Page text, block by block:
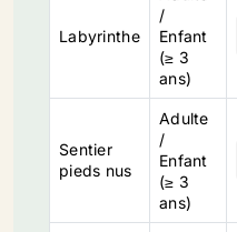
Labyrinthe
/
Enfant
(≥ 3
ans)
Sentier
pieds nus
Adulte
/
Enfant
(≥ 3
ans)